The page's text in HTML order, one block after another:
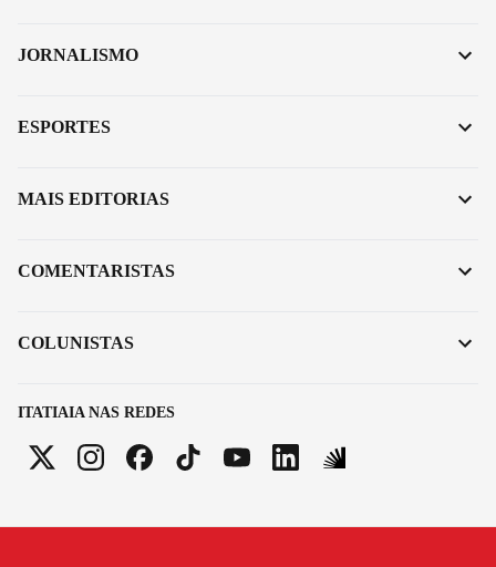
ITATIAIA NAS REDES
JORNALISMO
ESPORTES
MAIS EDITORIAS
COMENTARISTAS
COLUNISTAS